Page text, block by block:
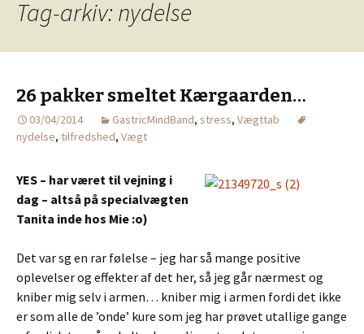
Tag-arkiv: nydelse
26 pakker smeltet Kærgaarden…
03/04/2014 GastricMindBand, stress, Vægttab
nydelse, tilfredshed, Vægt
YES – har været til vejning i
dag – altså på specialvægten
Tanita inde hos Mie :o)
Det var sg en rar følelse – jeg har så mange positive
oplevelser og effekter af det her, så jeg går nærmest og
kniber mig selv i armen… kniber mig i armen fordi det ikke
er som alle de ’onde’ kure som jeg har prøvet utallige gange